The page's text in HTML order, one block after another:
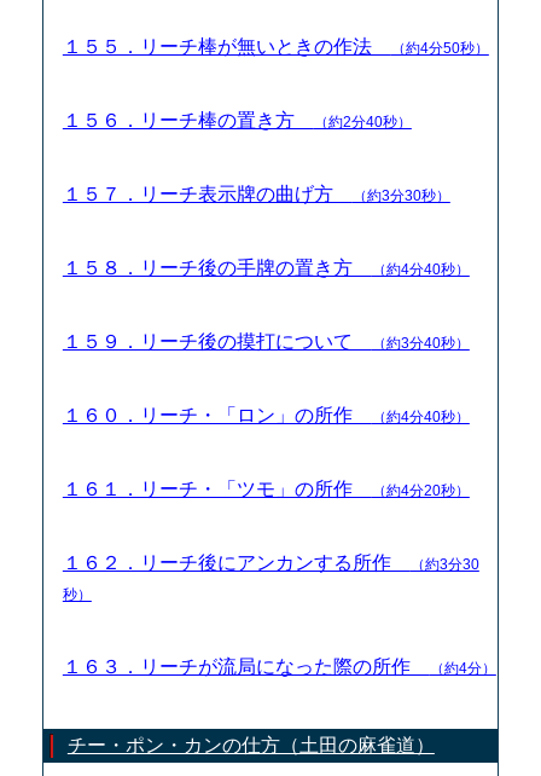
１５５．リーチ棒が無いときの作法 （約4分50秒）
１５６．リーチ棒の置き方 （約2分40秒）
１５７．リーチ表示牌の曲げ方 （約3分30秒）
１５８．リーチ後の手牌の置き方 （約4分40秒）
１５９．リーチ後の摸打について （約3分40秒）
１６０．リーチ・「ロン」の所作 （約4分40秒）
１６１．リーチ・「ツモ」の所作 （約4分20秒）
１６２．リーチ後にアンカンする所作
（約3分30
秒）
１６３．リーチが流局になった際の所作 （約4分）
チー・ポン・カンの仕方（土田の麻雀道）